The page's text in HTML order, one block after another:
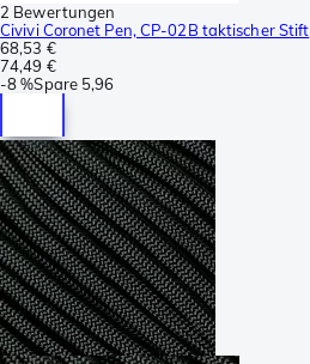
2 Bewertungen
Civivi Coronet Pen, CP-02B taktischer Stift
68,53 €
74,49 €
-8 %Spare 5,96